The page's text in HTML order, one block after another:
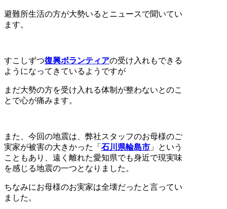
避難所生活の方が大勢いるとニュースで聞いてい
ます。
すこしずつ復興ボランティアの受け入れもできる
ようになってきているようですが
まだ大勢の方を受け入れる体制が整わないとのこ
とで心が痛みます。
また、今回の地震は、弊社スタッフのお母様のご
実家が被害の大きかった「 石川県輪島市 」という
こともあり、遠く離れた愛知県でも身近で現実味
を感じる地震の一つとなりました。
ちなみにお母様のお実家は全壊だったと言ってい
ました。